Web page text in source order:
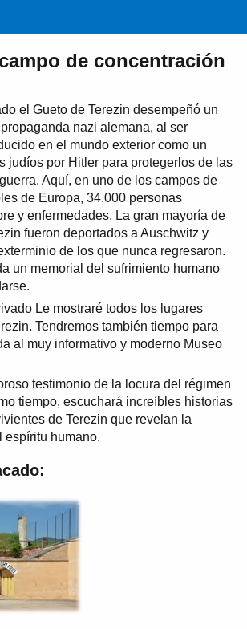
de concentración
el Gueto de Terezin desempeñó un
nazi alemana, al ser
en el mundo exterior como un
judíos por Hitler para protegerlos de las
Aquí, en uno de los campos de
de Europa, 34.000 personas
y enfermedades. La gran mayoría de
fueron deportados a Auschwitz y
de los que nunca regresaron.
un memorial del sufrimiento humano
Le mostraré todos los lugares
Tendremos también tiempo para
al muy informativo y moderno Museo
testimonio de la locura del régimen
tiempo, escuchará increíbles historias
de Terezin que revelan la
espíritu humano.